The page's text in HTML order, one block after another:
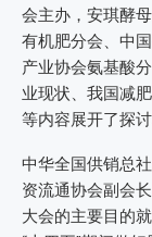
会主办，安琪酵
有机肥分会、中
产业协会氨基酸
业现状、我国减
等内容展开了探讨
中华全国供销总
资流通协会副会
大会的主要目的